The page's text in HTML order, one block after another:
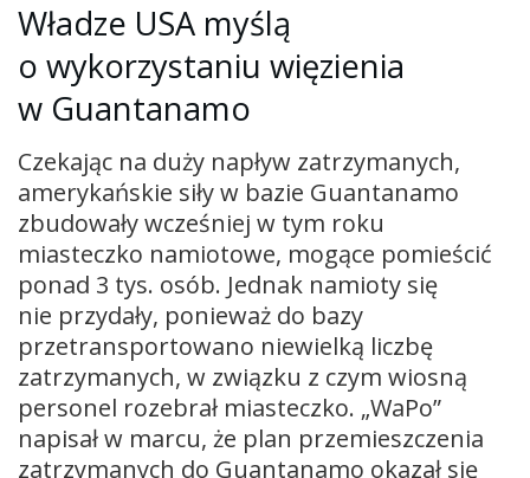
Władze USA myślą
o wykorzystaniu więzienia
w Guantanamo
Czekając na duży napływ zatrzymanych,
amerykańskie siły w bazie Guantanamo
zbudowały wcześniej w tym roku
miasteczko namiotowe, mogące pomieścić
ponad 3 tys. osób. Jednak namioty się
nie przydały, ponieważ do bazy
przetransportowano niewielką liczbę
zatrzymanych, w związku z czym wiosną
personel rozebrał miasteczko. „WaPo”
napisał w marcu, że plan przemieszczenia
zatrzymanych do Guantanamo okazał się